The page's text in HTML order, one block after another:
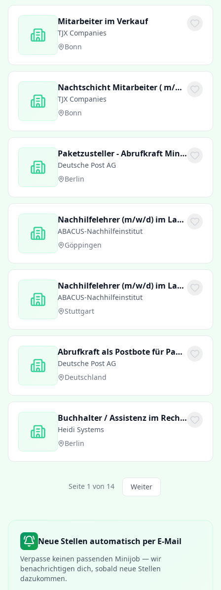
Mitarbeiter im Verkauf
TJX Companies
Bonn
Nachtschicht Mitarbeiter ( m/w/d )
TJX Companies
Bonn
Paketzusteller - Abrufkraft Minijob / Aushilfe (m/w/d) in der ZB Rüdersdorf
Deutsche Post AG
Berlin
Nachhilfelehrer (m/w/d) im Landkreis Göppingen
ABACUS-Nachhilfeinstitut
Göppingen
Nachhilfelehrer (m/w/d) im Landkreis Stuttgart
ABACUS-Nachhilfeinstitut
Stuttgart
Abrufkraft als Postbote für Pakete und Briefe (m/w/d)
Deutsche Post AG
Deutschland
Buchhalter / Assistenz im Rechnungswesen (m/w/d) - Teilzeit oder Minijob
Heidi Systems
Berlin
Seite 1 von 14 Weiter
Neue Stellen automatisch per E-Mail
Verpasse keinen passenden Minijob — wir
benachrichtigen dich, sobald neue Stellen
dazukommen.